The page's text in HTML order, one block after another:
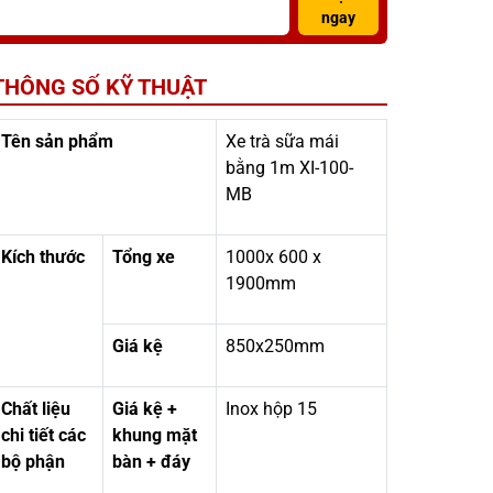
ngay
SỐ KỸ THUẬT
Tên sản phẩm
Xe trà sữa mái
bằng 1m XI-100-
MB
Kích thước Tổng xe
1000x 600 x
1900mm
Giá kệ 850x250mm
Chất liệu
chi tiết các
bộ phận
Giá kệ +
khung mặt
bàn + đáy
Inox hộp 15